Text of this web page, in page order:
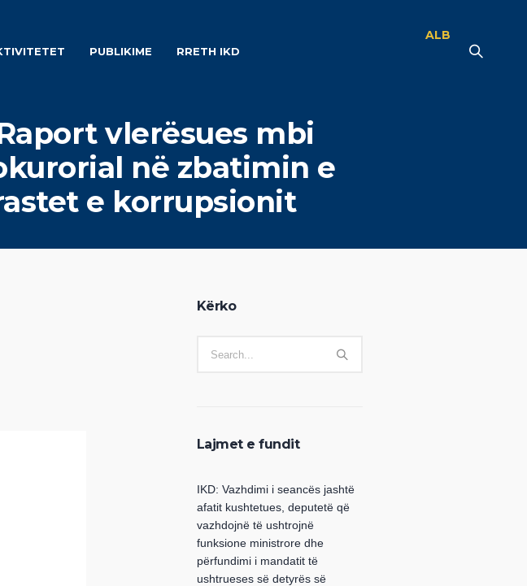
PUBLIKIME RRETH IKD
ALB
vlerësues mbi
në zbatimin e
e korrupsionit
Kërko
Lajmet e fundit
IKD: Vazhdimi i seancës jashtë
afatit kushtetues, deputetë që
vazhdojnë të ushtrojnë
funksione ministrore dhe
përfundimi i mandatit të
ushtrueses së detyrës së